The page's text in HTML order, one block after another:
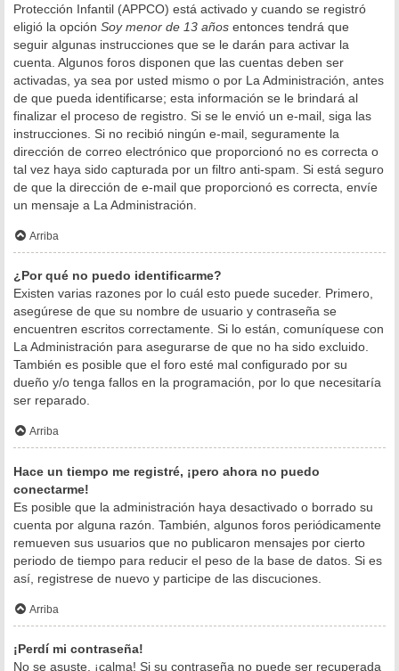
Protección Infantil (APPCO) está activado y cuando se registró
eligió la opción Soy menor de 13 años entonces tendrá que
seguir algunas instrucciones que se le darán para activar la
cuenta. Algunos foros disponen que las cuentas deben ser
activadas, ya sea por usted mismo o por La Administración, antes
de que pueda identificarse; esta información se le brindará al
finalizar el proceso de registro. Si se le envió un e-mail, siga las
instrucciones. Si no recibió ningún e-mail, seguramente la
dirección de correo electrónico que proporcionó no es correcta o
tal vez haya sido capturada por un filtro anti-spam. Si está seguro
de que la dirección de e-mail que proporcionó es correcta, envíe
un mensaje a La Administración.
Arriba
¿Por qué no puedo identificarme?
Existen varias razones por lo cuál esto puede suceder. Primero,
asegúrese de que su nombre de usuario y contraseña se
encuentren escritos correctamente. Si lo están, comuníquese con
La Administración para asegurarse de que no ha sido excluido.
También es posible que el foro esté mal configurado por su
dueño y/o tenga fallos en la programación, por lo que necesitaría
ser reparado.
Arriba
Hace un tiempo me registré, ¡pero ahora no puedo
conectarme!
Es posible que la administración haya desactivado o borrado su
cuenta por alguna razón. También, algunos foros periódicamente
remueven sus usuarios que no publicaron mensajes por cierto
periodo de tiempo para reducir el peso de la base de datos. Si es
así, registrese de nuevo y participe de las discuciones.
Arriba
¡Perdí mi contraseña!
No se asuste, ¡calma! Si su contraseña no puede ser recuperada